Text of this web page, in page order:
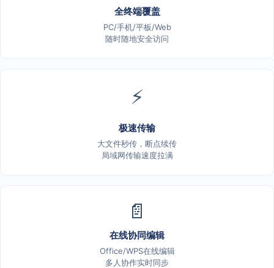
全终端覆盖
PC/手机/平板/Web
随时随地安全访问
⚡
极速传输
大文件秒传，断点续传
局域网传输速度拉满
📄
在线协同编辑
Office/WPS在线编辑
多人协作实时同步